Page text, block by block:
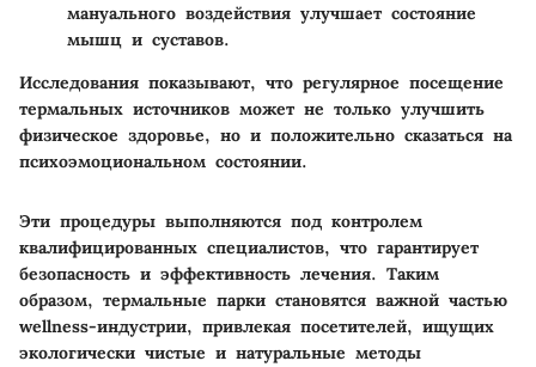
мануального воздействия улучшает состояние
мышц и суставов.
Исследования показывают, что регулярное посещение
термальных источников может не только улучшить
физическое здоровье, но и положительно сказаться на
психоэмоциональном состоянии.
Эти процедуры выполняются под контролем
квалифицированных специалистов, что гарантирует
безопасность и эффективность лечения. Таким
образом, термальные парки становятся важной частью
wellness-индустрии, привлекая посетителей, ищущих
экологически чистые и натуральные методы